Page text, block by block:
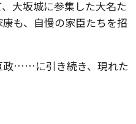
大坂城に参集した大名た
も、自慢の家臣たちを招
政……に引き続き、現れた